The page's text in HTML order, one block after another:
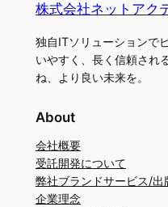
株式会社ネットアク
独自ITソリューションで
いやすく、長く信頼され
ね、より良い未来を。
About
会社概要
受託開発について
弊社ブランドサービス/出
企業理念